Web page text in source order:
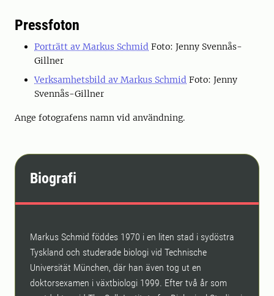
Pressfoton
Porträtt av Markus Schmid Foto: Jenny Svennås-
Gillner
Verksamhetsbild av Markus Schmid Foto: Jenny
Svennås-Gillner
Ange fotografens namn vid användning.
Biografi
Markus Schmid föddes 1970 i en liten stad i sydöstra
Tyskland och studerade biologi vid Technische
Universität München, där han även tog ut en
doktorsexamen i växtbiologi 1999. Efter två år som